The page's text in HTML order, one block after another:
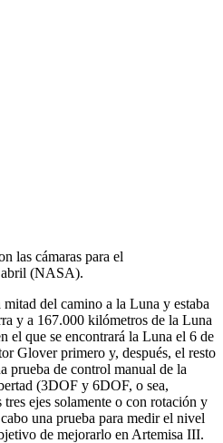
las cámaras para el
abril (NASA).
del camino a la Luna y estaba
y a 167.000 kilómetros de la Luna
el que se encontrará la Luna el 6 de
Glover primero y, después, el resto
prueba de control manual de la
(3DOF y 6DOF, o sea,
ejes solamente o con rotación y
una prueba para medir el nivel
de mejorarlo en Artemisa III.